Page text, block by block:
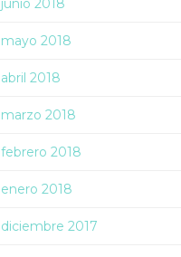
junio 2018
mayo 2018
abril 2018
marzo 2018
febrero 2018
enero 2018
diciembre 2017